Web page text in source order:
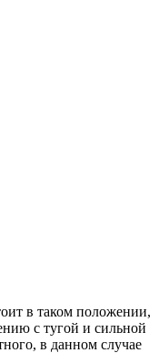
в таком положении,
с тугой и сильной
в данном случае